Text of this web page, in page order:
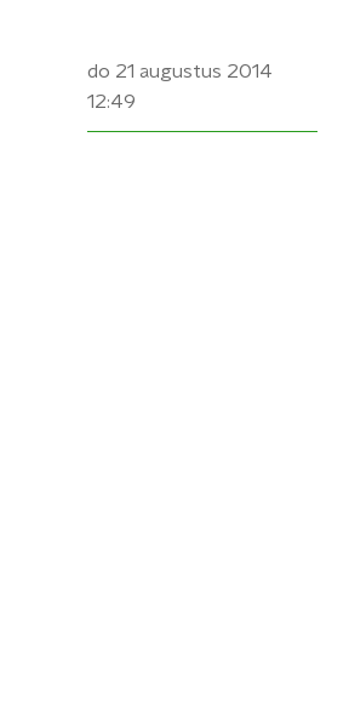
do 21 augustus 2014
12:49